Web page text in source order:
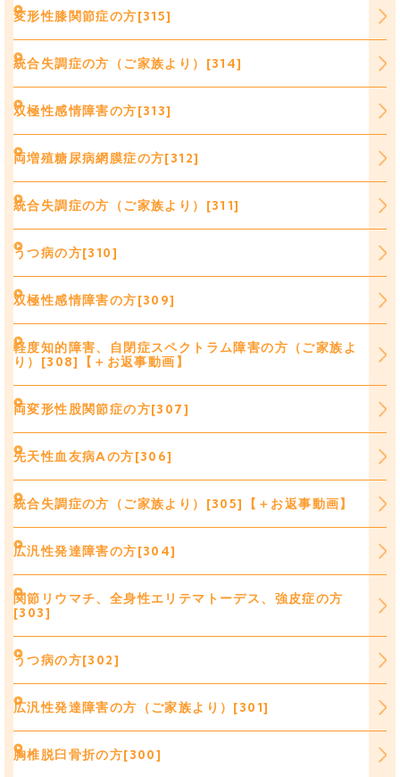
変形性膝関節症の方[315]
統合失調症の方（ご家族より）[314]
双極性感情障害の方[313]
両増殖糖尿病網膜症の方[312]
統合失調症の方（ご家族より）[311]
うつ病の方[310]
双極性感情障害の方[309]
軽度知的障害、自閉症スペクトラム障害の方（ご家族よ
り）[308]【＋お返事動画】
両変形性股関節症の方[307]
先天性血友病Aの方[306]
統合失調症の方（ご家族より）[305]【＋お返事動画】
広汎性発達障害の方[304]
関節リウマチ、全身性エリテマトーデス、強皮症の方
[303]
うつ病の方[302]
広汎性発達障害の方（ご家族より）[301]
胸椎脱臼骨折の方[300]